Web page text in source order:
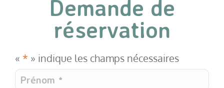
Demande de
réservation
« * » indique les champs nécessaires
Prénom